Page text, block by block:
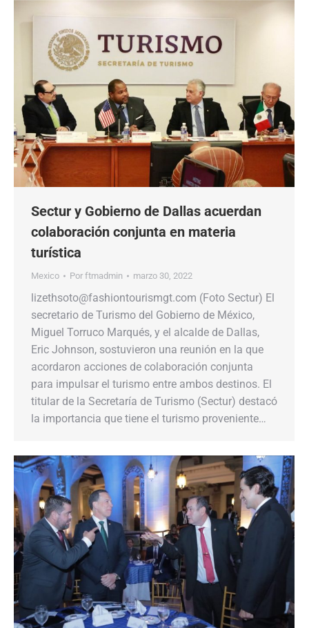
Sectur y Gobierno de Dallas acuerdan
colaboración conjunta en materia
turística
Mexico Por ftmadmin marzo 30, 2022
lizethsoto@fashiontourismgt.com (Foto Sectur) El
secretario de Turismo del Gobierno de México,
Miguel Torruco Marqués, y el alcalde de Dallas,
Eric Johnson, sostuvieron una reunión en la que
acordaron acciones de colaboración conjunta
para impulsar el turismo entre ambos destinos. El
titular de la Secretaría de Turismo (Sectur) destacó
la importancia que tiene el turismo proveniente…